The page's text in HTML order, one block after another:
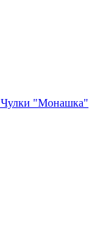
Чулки "Монашка"